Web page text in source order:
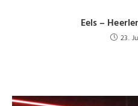
Eels –
23.